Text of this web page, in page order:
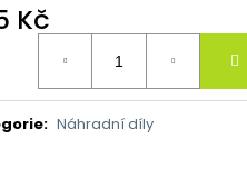
Kč
: Náhradní díly